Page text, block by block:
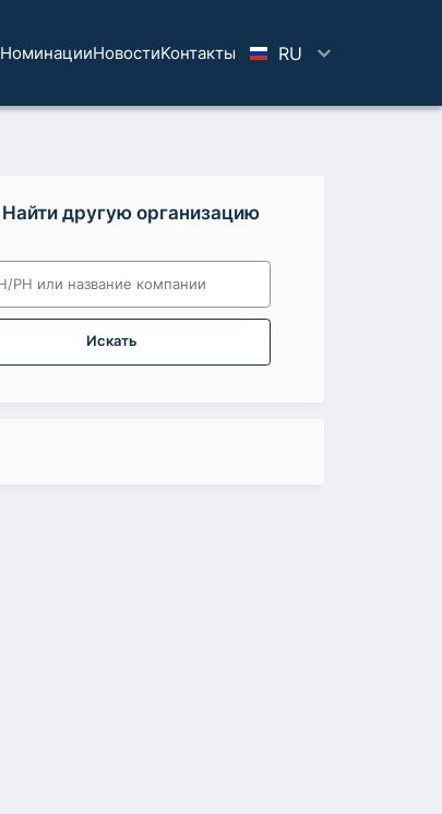
НоминацииНовостиKoнтaкты RU
Найти другую организацию
Искать